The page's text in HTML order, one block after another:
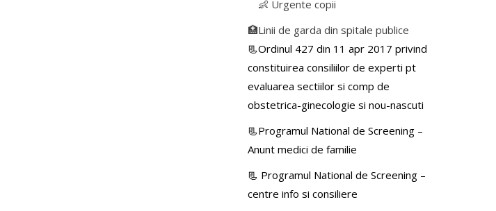
👶 Urgente copii
🏥Linii de garda din spitale publice
📃Ordinul 427 din 11 apr 2017 privind
constituirea consiliilor de experti pt
evaluarea sectiilor si comp de
obstetrica-ginecologie si nou-nascuti
📃Programul National de Screening –
Anunt medici de familie
📃 Programul National de Screening –
centre info si consiliere